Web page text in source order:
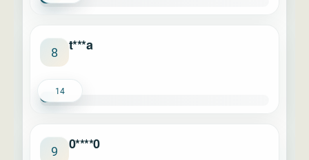
8 t***a
14
9 0****0